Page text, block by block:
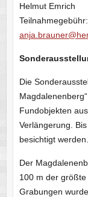
Helmut Emrich
Die
Fundobjekten
Verlängerung.
besichtigt werden.
Der
100 m der
Grabungen